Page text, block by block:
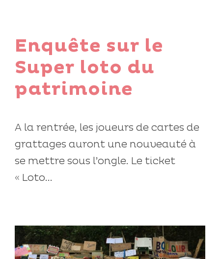
Enquête sur le
Super loto du
patrimoine
A la rentrée, les joueurs de cartes de
grattages auront une nouveauté à
se mettre sous l’ongle. Le ticket
« Loto...